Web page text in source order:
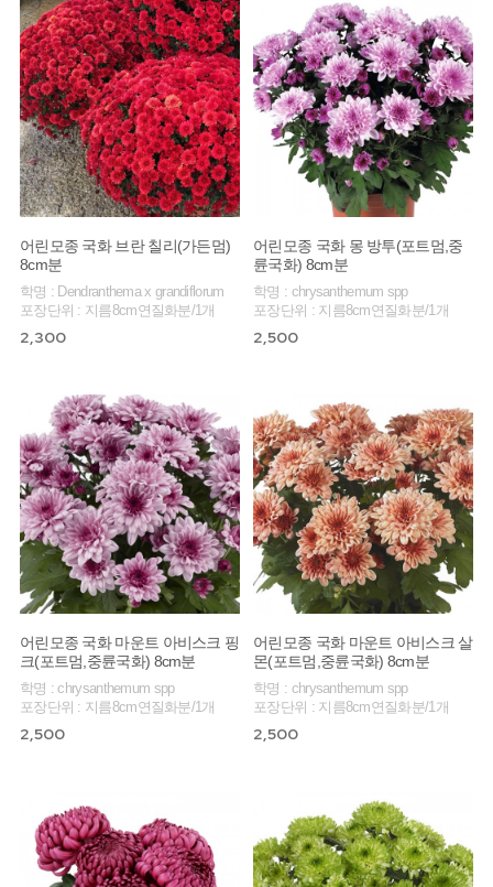
어린모종 국화 브란 칠리(가든멈)
8cm분
학명 : Dendranthema x grandiflorum
포장단위 : 지름8cm연질화분/1개
2,300
어린모종 국화 몽 방투(포트멈,중
륜국화) 8cm분
학명 : chrysanthemum spp
포장단위 : 지름8cm연질화분/1개
2,500
어린모종 국화 마운트 아비스크 핑
크(포트멈,중륜국화) 8cm분
학명 : chrysanthemum spp
포장단위 : 지름8cm연질화분/1개
2,500
어린모종 국화 마운트 아비스크 살
몬(포트멈,중륜국화) 8cm분
학명 : chrysanthemum spp
포장단위 : 지름8cm연질화분/1개
2,500